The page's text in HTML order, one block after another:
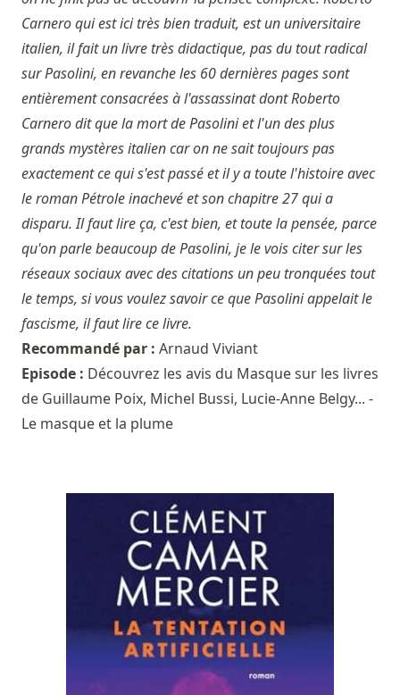
Carnero qui est ici très bien traduit, est un universitaire
italien, il fait un livre très didactique, pas du tout radical
sur Pasolini, en revanche les 60 dernières pages sont
entièrement consacrées à l'assassinat dont Roberto
Carnero dit que la mort de Pasolini et l'un des plus
grands mystères italien car on ne sait toujours pas
exactement ce qui s'est passé et il y a toute l'histoire avec
le roman Pétrole inachevé et son chapitre 27 qui a
disparu. Il faut lire ça, c'est bien, et toute la pensée, parce
qu'on parle beaucoup de Pasolini, je le vois citer sur les
réseaux sociaux avec des citations un peu tronquées tout
le temps, si vous voulez savoir ce que Pasolini appelait le
fascisme, il faut lire ce livre.
Recommandé par : Arnaud Viviant
Episode : Découvrez les avis du Masque sur les livres
de Guillaume Poix, Michel Bussi, Lucie-Anne Belgy... -
Le masque et la plume